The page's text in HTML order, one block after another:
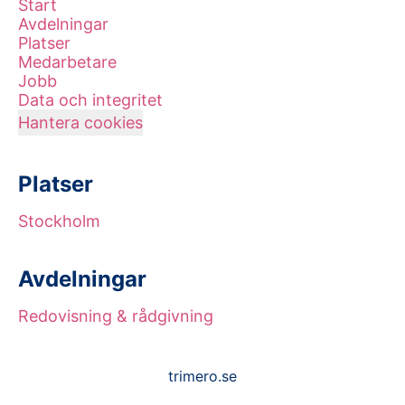
Start
Avdelningar
Platser
Medarbetare
Jobb
Data och integritet
Hantera cookies
Platser
Stockholm
Avdelningar
Redovisning & rådgivning
trimero.se